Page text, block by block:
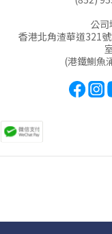
公
香港北角渣華道321
(港鐵鰂魚